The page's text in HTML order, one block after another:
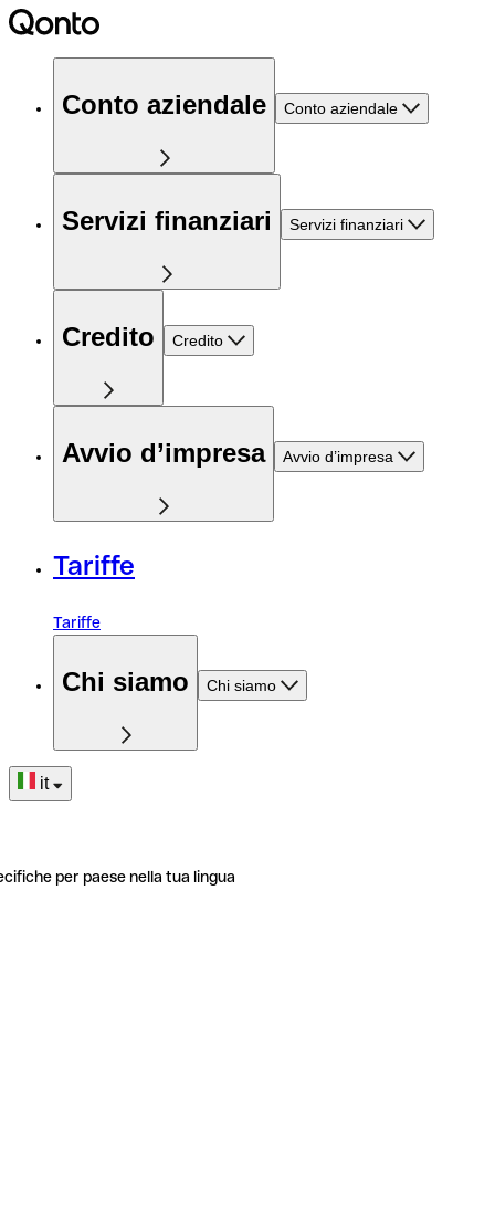
Conto aziendale Conto aziendale
Servizi finanziari Servizi finanziari
Credito Credito
Avvio d’impresa Avvio d’impresa
Tariffe
Tariffe
Chi siamo Chi siamo
it
per paese nella tua lingua